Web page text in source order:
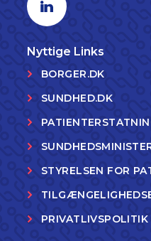
Nyttige Links
BORGER.DK
SUNDHED.DK
STYRELSEN FOR
PRIVATLIVSPOLITIK